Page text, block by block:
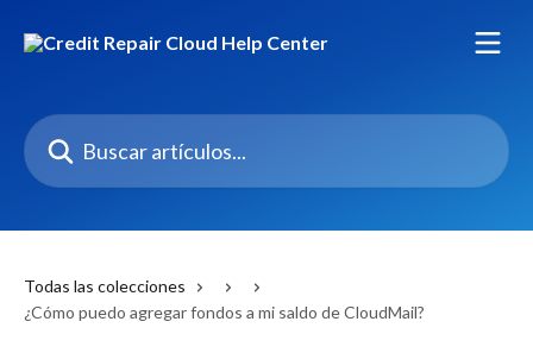
Buscar artículos...
Todas las colecciones
¿Cómo puedo agregar fondos a mi saldo de CloudMail?